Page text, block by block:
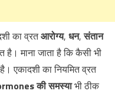
का व्रतआरोग्य, धन,संतान
है। माना जाता है कि कैसी भी
एकादशी का नियमित व्रत
की समस्याभी ठीक